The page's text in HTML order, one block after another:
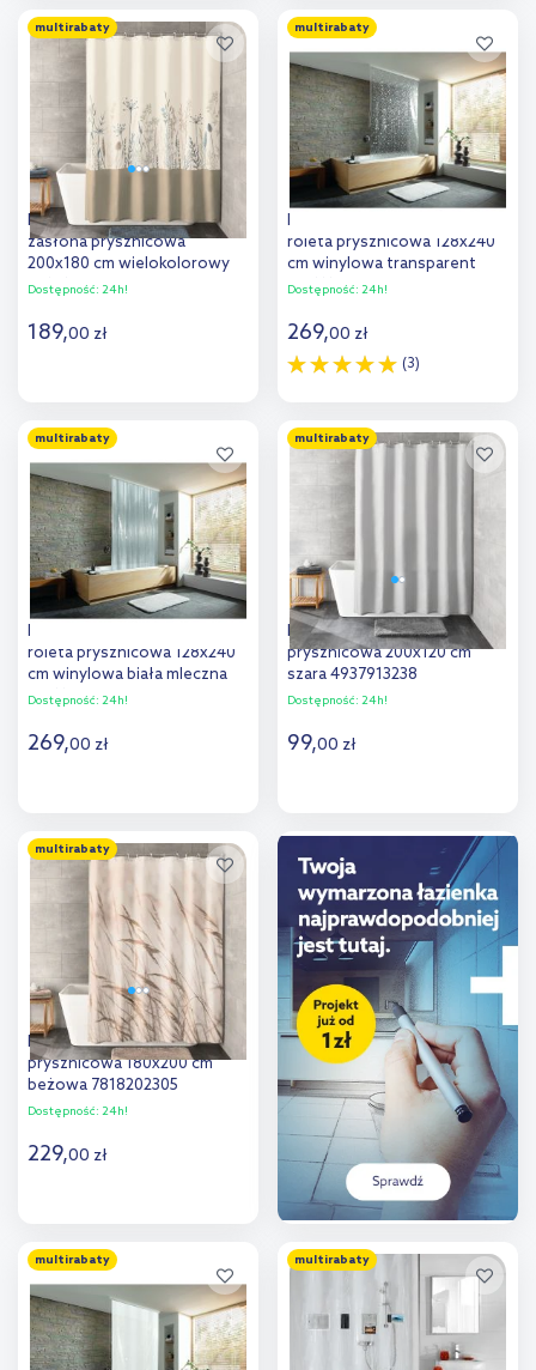
Dodaj do
Dodaj do
porównania
multirabaty
Kleine Wolke Savannah
zasłona prysznicowa
200x180 cm wielokolorowy
7819148305
Dostępność: 24h!
189,00 zł
Dodaj do
porównania
multirabaty
Kleine Wolke Duschrollo
roleta prysznicowa 128x240
cm winylowa transparent
3321116747
Dostępność: 24h!
269,00 zł
(3)
Dodaj do
multirabaty
Kleine Wolke Duschrollo
roleta prysznicowa 128x240
cm winylowa biała mleczna
3321108747
Dostępność: 24h!
269,00 zł
Dodaj do
porównania
multirabaty
Kleine Wolke Kito zasłona
prysznicowa 200x120 cm
szara 4937913238
Dostępność: 24h!
99,00 zł
Dodaj do
porównania
multirabaty
Kleine Wolke Sylt zasłona
prysznicowa 180x200 cm
beżowa 7818202305
Dostępność: 24h!
229,00 zł
Dodaj do
porównania
multirabaty multirabaty